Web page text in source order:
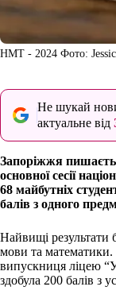
НМТ - 2024 Фото:
Не шукай
актуальне від
Запоріжжя
основної сесії
68 майбутніх
балів з одного
Найвищі результати
мови та математики.
випускниця ліцею
здобула 200 балів з